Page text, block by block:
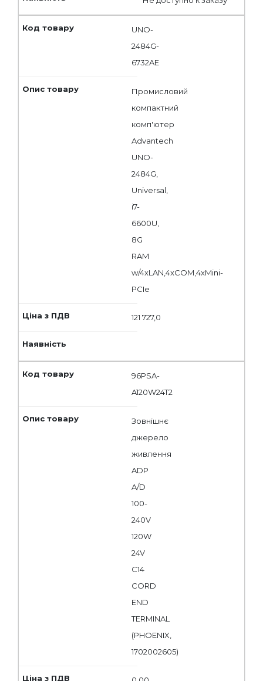
UNO-
2484G-
6732AE
Промисловий
компактний
комп'ютер
Advantech
UNO-
2484G,
Universal,
i7-
6600U,
8G
RAM
w/4xLAN,4xCOM,4xMini-
PCIe
121 727,0
96PSA-
A120W24T2
Зовнішнє
джерело
живлення
ADP
A/D
100-
240V
120W
24V
C14
CORD
END
TERMINAL
(PHOENIX,
1702002605)